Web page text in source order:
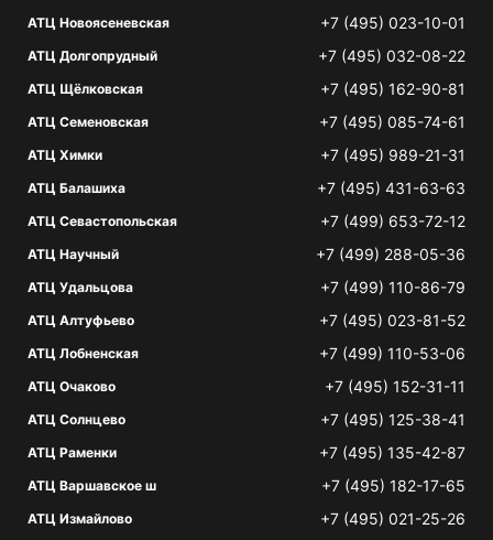
АТЦ Новоясеневская +7 (495) 023-10-01
АТЦ Долгопрудный +7 (495) 032-08-22
АТЦ Щёлковская +7 (495) 162-90-81
АТЦ Семеновская +7 (495) 085-74-61
АТЦ Химки +7 (495) 989-21-31
АТЦ Балашиха +7 (495) 431-63-63
АТЦ Севастопольская +7 (499) 653-72-12
АТЦ Научный +7 (499) 288-05-36
АТЦ Удальцова +7 (499) 110-86-79
АТЦ Алтуфьево +7 (495) 023-81-52
АТЦ Лобненская +7 (499) 110-53-06
АТЦ Очаково +7 (495) 152-31-11
АТЦ Солнцево +7 (495) 125-38-41
АТЦ Раменки +7 (495) 135-42-87
АТЦ Варшавское ш +7 (495) 182-17-65
АТЦ Измайлово +7 (495) 021-25-26